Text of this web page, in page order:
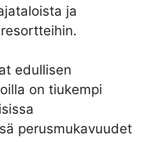
ja
edullisen
on tiukempi
perusmukavuudet